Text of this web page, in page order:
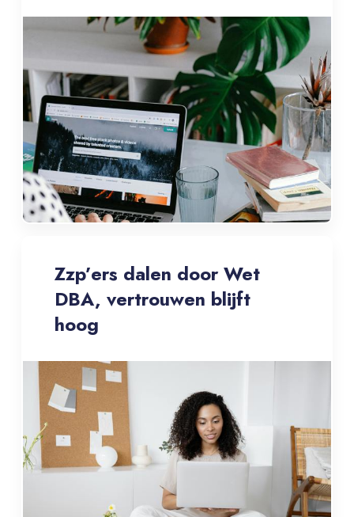
Zzp’ers dalen door Wet
DBA, vertrouwen blijft
hoog